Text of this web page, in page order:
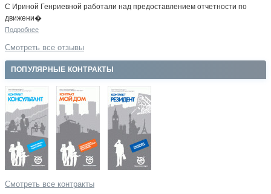
С Ириной Генриевной работали над предоставлением отчетности по
движени�
Подробнее
Смотреть все отзывы
ПОПУЛЯРНЫЕ КОНТРАКТЫ
Смотреть все контракты